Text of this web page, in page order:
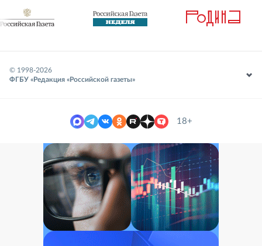
© 1998-2026
ФГБУ «Редакция «Российской газеты»
18+